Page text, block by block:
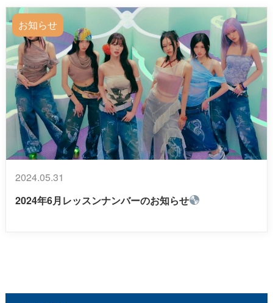
お知らせ
2024.05.31
2024年6月レッスンナンバーのお知らせ